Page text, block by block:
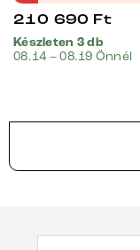
210 690 Ft
Készleten 3 db
08.14 – 08.19 Önnél